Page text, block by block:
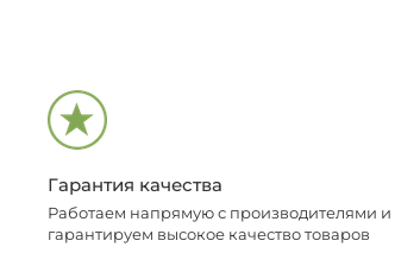
Гарантия качества
Работаем напрямую с производителями и
гарантируем высокое качество товаров